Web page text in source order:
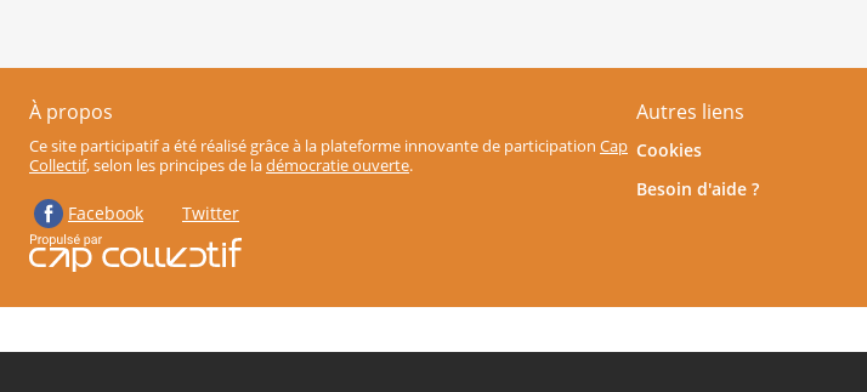
À propos
Ce site participatif a été réalisé grâce à la plateforme innovante de participation Cap
Collectif, selon les principes de ladémocratie ouverte.
Facebook Twitter
Autres liens
Cookies
Besoin d'aide ?